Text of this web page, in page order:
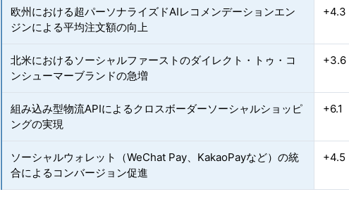
欧州における超パーソナライズドAIレコメンデーションエン
ジンによる平均注文額の向上
+4.3
北米におけるソーシャルファーストのダイレクト・トゥ・コ
ンシューマーブランドの急増
+3.6
組み込み型物流APIによるクロスボーダーソーシャルショッピ
ングの実現
+6.1
ソーシャルウォレット（WeChat Pay、KakaoPayなど）の統
合によるコンバージョン促進
+4.5